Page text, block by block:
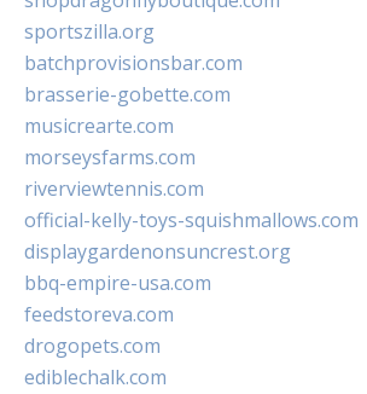
sportszilla.org
batchprovisionsbar.com
brasserie-gobette.com
musicrearte.com
morseysfarms.com
riverviewtennis.com
official-kelly-toys-squishmallows.com
displaygardenonsuncrest.org
bbq-empire-usa.com
feedstoreva.com
drogopets.com
ediblechalk.com